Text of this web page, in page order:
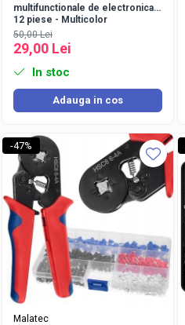
multifunctionale de electronica
12 piese - Multicolor
50,00 Lei
29,00 Lei
In stoc
Adauga in cos
-47%
Malatec